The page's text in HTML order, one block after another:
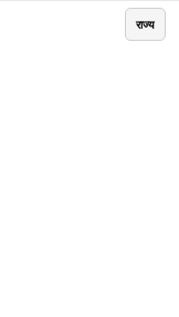
राज्य